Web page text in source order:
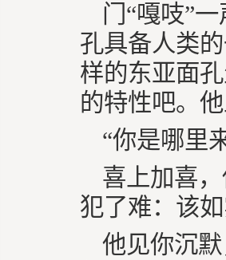
门“嘎吱”
孔具备人类
样的东亚面
的特性吧。
“你是哪里
喜上加喜
犯了难：该
他见你沉